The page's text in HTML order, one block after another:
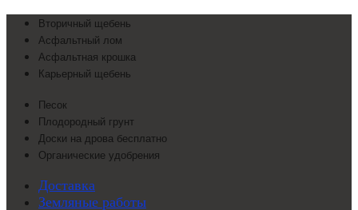
Вторичный щебень
Асфальтный лом
Асфальтная крошка
Карьерный щебень
Песок
Плодородный грунт
Доски на дрова бесплатно
Органические удобрения
Доставка
Земляные работы